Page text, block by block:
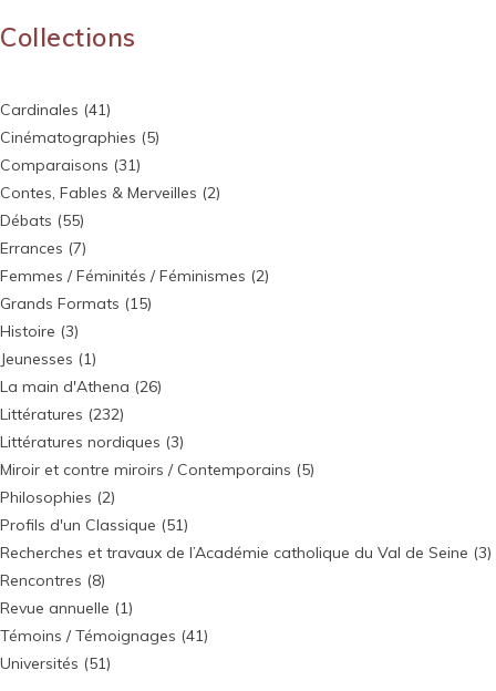
Collections
Cardinales (41)
Cinématographies (5)
Comparaisons (31)
Contes, Fables & Merveilles (2)
Débats (55)
Errances (7)
Femmes / Féminités / Féminismes (2)
Grands Formats (15)
Histoire (3)
Jeunesses (1)
La main d'Athena (26)
Littératures (232)
Littératures nordiques (3)
Miroir et contre miroirs / Contemporains (5)
Philosophies (2)
Profils d'un Classique (51)
Recherches et travaux de l’Académie catholique du Val de Seine (3)
Rencontres (8)
Revue annuelle (1)
Témoins / Témoignages (41)
Universités (51)